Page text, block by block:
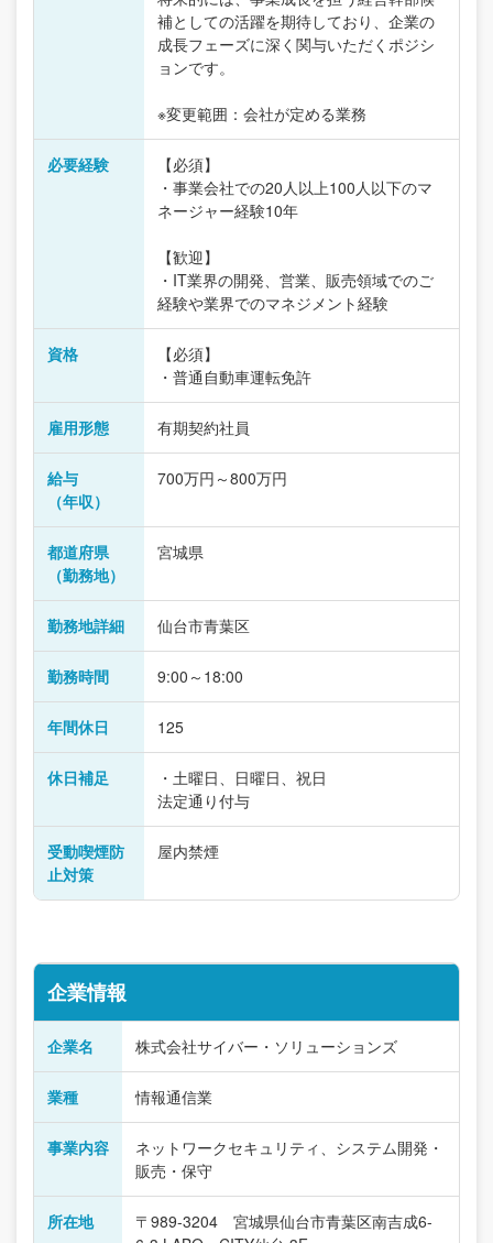
補としての活躍を期待しており、企業の
成長フェーズに深く関与いただくポジシ
ョンです。
※変更範囲：会社が定める業務
必要経験
【必須】
・事業会社での20人以上100人以下のマ
ネージャー経験10年
【歓迎】
・IT業界の開発、営業、販売領域でのご
経験や業界でのマネジメント経験
資格
【必須】
・普通自動車運転免許
雇用形態 有期契約社員
給与
（年収）
700万円～800万円
都道府県
（勤務地）
宮城県
勤務地詳細 仙台市青葉区
勤務時間 9:00～18:00
年間休日 125
休日補足
・土曜日、日曜日、祝日
法定通り付与
受動喫煙防
止対策
屋内禁煙
企業情報
企業名 株式会社サイバー・ソリューションズ
業種 情報通信業
事業内容
ネットワークセキュリティ、システム開発・
販売・保守
所在地
〒989-3204 宮城県仙台市青葉区南吉成6-